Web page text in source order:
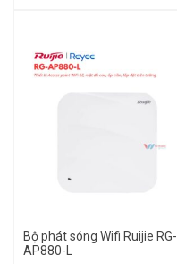
Bộ phát sóng Wifi Ruijie RG-
AP880-L